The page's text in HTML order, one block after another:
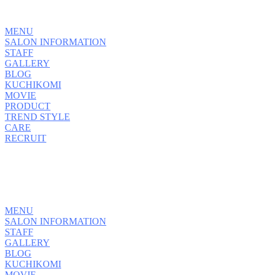
MENU
SALON INFORMATION
STAFF
GALLERY
BLOG
KUCHIKOMI
MOVIE
PRODUCT
TREND STYLE
CARE
RECRUIT
MENU
SALON INFORMATION
STAFF
GALLERY
BLOG
KUCHIKOMI